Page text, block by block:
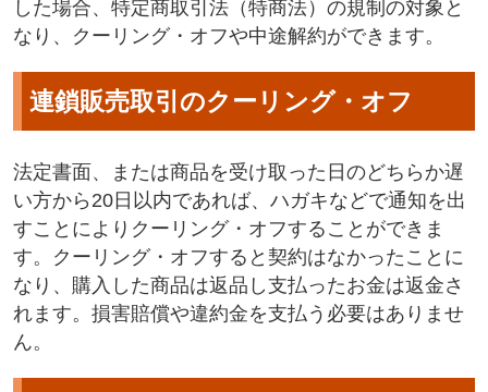
した場合、特定商取引法（特商法）の規制の対象と
なり、クーリング・オフや中途解約ができます。
連鎖販売取引のクーリング・オフ
法定書面、または商品を受け取った日のどちらか遅
い方から20日以内であれば、ハガキなどで通知を出
すことによりクーリング・オフすることができま
す。クーリング・オフすると契約はなかったことに
なり、購入した商品は返品し支払ったお金は返金さ
れます。損害賠償や違約金を支払う必要はありませ
ん。